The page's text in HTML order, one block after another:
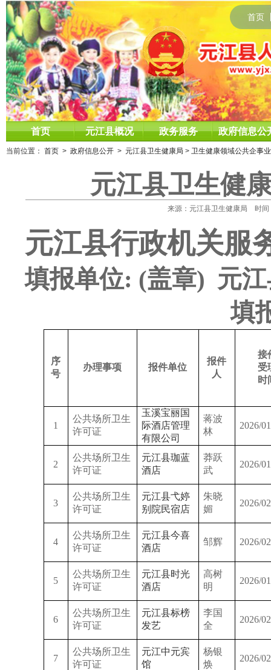
首页
首页 元江县概况 政务服务 政府信息公
当前位置： 首页 > 政府信息公开 > 元江县卫生健康局 > 卫生健康领域公共企事
元江县卫生健
来源：元江县卫生健康局 时
元江县行政机关服
填报单位: (盖章) 元
填报月份
序
号
办理事项 报件单位
报件
人
接
受
时
1
公共场所卫生
许可证
玉溪宝丽国
际酒店管理
有限公司
蒋波
林
2026/
2
公共场所卫生
许可证
元江县珈蓝
酒店
莽跃
武
2026/
3
公共场所卫生
许可证
元江县弋婷
别院民宿店
朱晓
媚
2026/
4
公共场所卫生
许可证
元江县今喜
酒店
邹辉 2026/
5
公共场所卫生
许可证
元江县时光
酒店
高树
明
2026/
6
公共场所卫生
许可证
元江县标榜
发艺
李国
全
2026/
7
公共场所卫生
许可证
元江中元宾
馆
杨银
焕
2026/